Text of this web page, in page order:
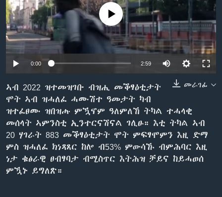
ቂሔ ጽልሚ
ቋንቋታትNo media source currently available
0:00 2:59
መራገፊ
ኣብ 2022 ዝተመዝገቡ ብዝሒ መቕፃዕቲታት
ሞት ኣብ ዝሓለፈ ሓሙሽተ ዓመታት ካብ
ዝተፈፀሙ ዝበዝሑ ምዃኖም ዓለምለኸ ትካል ተሓላቂ
መሰላት ኣምንስቲ ኢንተርናሽናል ገሊፁ። እቲ ትካል ኣብ
20 ሃገራት 883 መቕፃዕቲታት ሞት ምፍፃሞምን እዚ ድማ
ምስ ዝሓለፈ ክነጻጸር ከሎ ብ53% ምውሳኹ ብምሕባር እዚ
ነታ ቁፅራዊ ፀብፃባታ ብሚስጥር እትሕዝ ቻይና ከይሓወሰ
ምዃኑ ይግለጽ።